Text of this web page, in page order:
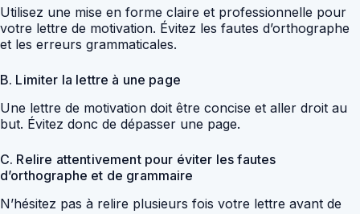
Utilisez une mise en forme claire et professionnelle pour
votre lettre de motivation. Évitez les fautes d’orthographe
et les erreurs grammaticales.
B. Limiter la lettre à une page
Une lettre de motivation doit être concise et aller droit au
but. Évitez donc de dépasser une page.
C. Relire attentivement pour éviter les fautes
d’orthographe et de grammaire
N’hésitez pas à relire plusieurs fois votre lettre avant de